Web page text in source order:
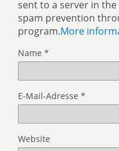
sent to a server in
spam prevention
program.More
Name *
E-Mail-Adresse *
Website